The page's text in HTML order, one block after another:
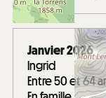
Janvier 2026
Ingrid
Entre 50 et 64